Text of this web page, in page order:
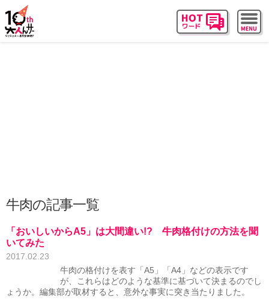
牛肉の記事一覧
「おいしいからA5」は大間違い!? 牛肉格付けの方法を聞
いてみた
2017.02.23
牛肉の格付けを表す「A5」「A4」などの表示です
が、これらはどのような基準に基づいて決まるのでし
ょうか。編集部が取材すると、意外な事実に突き当たりました。